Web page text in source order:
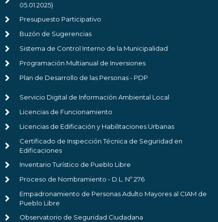
05.01.2025)
Presupuesto Participativo
Buzón de Sugerencias
Sistema de Control Interno de la Municipalidad
Programación Multianual de Inversiones
Plan de Desarrollo de las Personas - PDP
Servicio Digital de Información Ambiental Local
Licencias de Funcionamiento
Licencias de Edificación y Habilitaciones Urbanas
Certificado de Inspección Técnica de Seguridad en
Edificaciones
Inventario Turístico de Pueblo Libre
Proceso de Nombramiento - D.L. Nº 276
Empadronamiento de Personas Adulto Mayores al CIAM de
Pueblo Libre
Observatorio de Seguridad Ciudadana